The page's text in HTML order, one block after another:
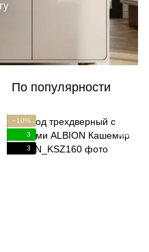
По популярности
−10%
3
3